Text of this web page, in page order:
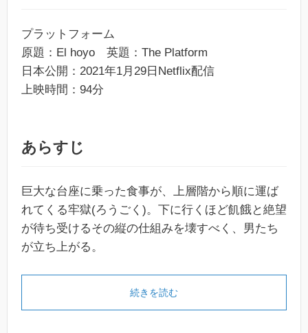
プラットフォーム
原題：El hoyo 英題：The Platform
日本公開：2021年1月29日Netflix配信
上映時間：94分
あらすじ
巨大な台座に乗った食事が、上層階から順に運ば
れてくる牢獄(ろうごく)。下に行くほど飢餓と絶望
が待ち受けるその縦の仕組みを壊すべく、男たち
が立ち上がる。
続きを読む